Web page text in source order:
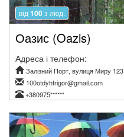
від 100з люд.
Оазис (Oazis)
Адреса і телефон:
Залізний Порт, вулиця Миру 123
100otdyhtrigor@gmail.com
+380975******